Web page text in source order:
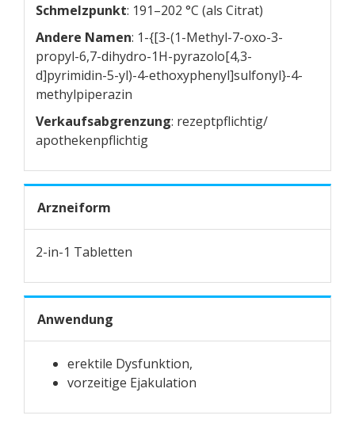
Schmelzpunkt: 191–202 °C (als Citrat)
Andere Namen: 1-{[3-(1-Methyl-7-oxo-3-
propyl-6,7-dihydro-1H-pyrazolo[4,3-
d]pyrimidin-5-yl)-4-ethoxyphenyl]sulfonyl}-4-
methylpiperazin
Verkaufsabgrenzung: rezeptpflichtig/
apothekenpflichtig
Arzneiform
2-in-1 Tabletten
Anwendung
erektile Dysfunktion,
vorzeitige Ejakulation